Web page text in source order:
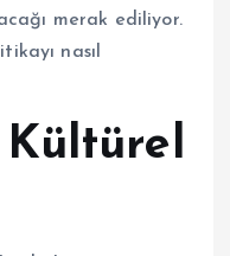
merak ediliyor.
nasıl
Kültürel